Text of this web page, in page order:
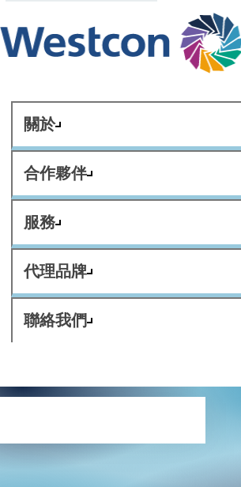
關於
合作夥伴
服務
代理品牌
聯絡我們